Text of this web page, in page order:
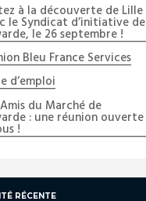
à la découverte de Lille
le Syndicat d’initiative de
le 26 septembre !
Bleu France Services
d’emploi
du Marché de
: une réunion ouverte
!
RÉCENTE